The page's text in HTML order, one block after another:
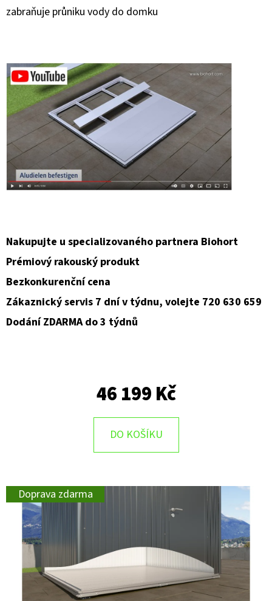
zabraňuje průniku vody do domku
Nakupujte u specializovaného partnera Biohort
Prémiový rakouský produkt
Bezkonkurenční cena
Zákaznický servis 7 dní v týdnu, volejte 720 630 659
Dodání ZDARMA do 3 týdnů
46 199 Kč
DO KOŠÍKU
Doprava zdarma